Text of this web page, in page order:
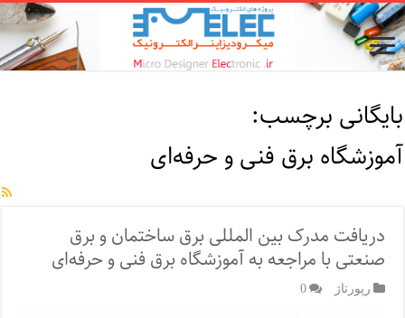
بایگانی برچسب:
آموزشگاه برق فنی و حرفه‌ای
دریافت مدرک بین المللی برق ساختمان و برق
صنعتی با مراجعه به آموزشگاه برق فنی و حرفه‌ای
رپورتاژ‌ 0